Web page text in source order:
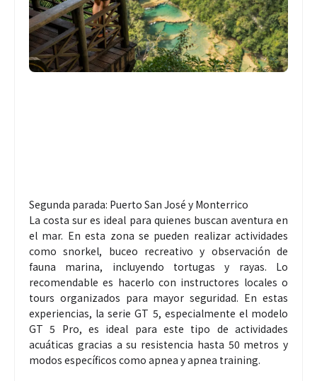
Segunda parada: Puerto San José y Monterrico
La costa sur es ideal para quienes buscan aventura en
el mar. En esta zona se pueden realizar actividades
como snorkel, buceo recreativo y observación de
fauna marina, incluyendo tortugas y rayas. Lo
recomendable es hacerlo con instructores locales o
tours organizados para mayor seguridad. En estas
experiencias, la serie GT 5, especialmente el modelo
GT 5 Pro, es ideal para este tipo de actividades
acuáticas gracias a su resistencia hasta 50 metros y
modos específicos como apnea y apnea training.